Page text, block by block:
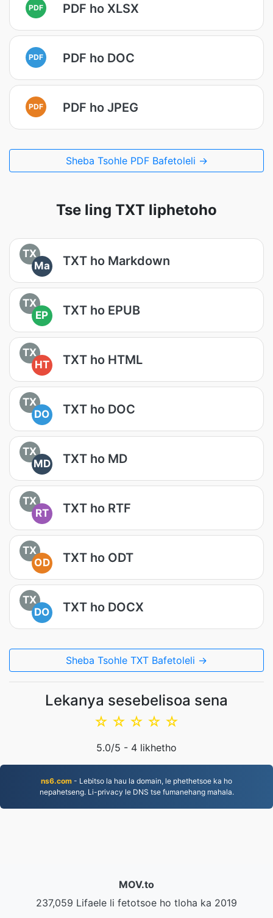
PDF PDF ho XLSX
PDF PDF ho DOC
PDF PDF ho JPEG
Sheba Tsohle PDF Bafetoleli →
Tse ling TXT liphetoho
TX
Ma
TXT ho Markdown
TX
EP
TXT ho EPUB
TX
HT
TXT ho HTML
TX
DO
TXT ho DOC
TX
MD
TXT ho MD
TX
RT
TXT ho RTF
TX
OD
TXT ho ODT
TX
DO
TXT ho DOCX
Sheba Tsohle TXT Bafetoleli →
Lekanya sesebelisoa sena
☆
☆
☆
☆
☆
5.0/5 - 4 likhetho
ns6.com - Lebitso la hau la domain, le phethetsoe ka ho
nepahetseng. Li-privacy le DNS tse fumanehang mahala.
MOV.to
237,059 Lifaele li fetotsoe ho tloha ka 2019